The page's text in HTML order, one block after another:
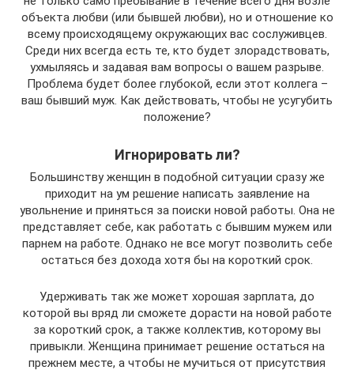
объекта любви (или бывшей любви), но и отношение ко
всему происходящему окружающих вас сослуживцев.
Среди них всегда есть те, кто будет злорадствовать,
ухмыляясь и задавая вам вопросы о вашем разрыве.
Проблема будет более глубокой, если этот коллега –
ваш бывший муж. Как действовать, чтобы не усугубить
положение?
Игнорировать ли?
Большинству женщин в подобной ситуации сразу же
приходит на ум решение написать заявление на
увольнение и приняться за поиски новой работы. Она не
представляет себе, как работать с бывшим мужем или
парнем на работе. Однако не все могут позволить себе
остаться без дохода хотя бы на короткий срок.
Удерживать так же может хорошая зарплата, до
которой вы вряд ли сможете дорасти на новой работе
за короткий срок, а также коллектив, которому вы
привыкли. Женщина принимает решение остаться на
прежнем месте, а чтобы не мучиться от присутствия